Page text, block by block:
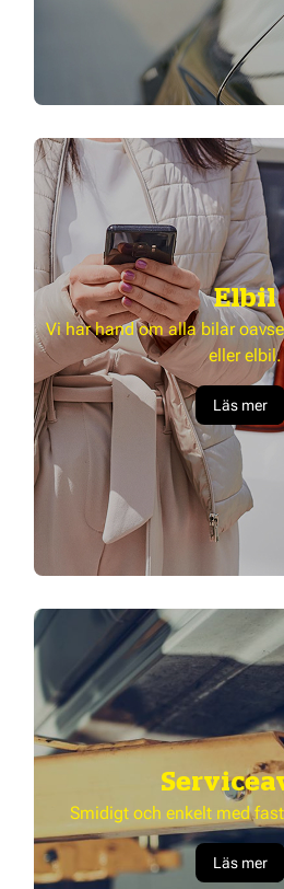
Elbil
Vi har hand om alla bilar
eller elbil.
Läs mer
Smidigt och enkelt med
Läs mer